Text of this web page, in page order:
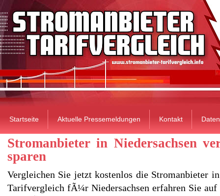
Startseite Aktuelle Pressemeldungen Kontakt
Stromanbieter in Niedersachsen
sparen
Vergleichen Sie jetzt kostenlos die Stromanbieter
Tarifvergleich fÃ¼r Niedersachsen erfahren Sie